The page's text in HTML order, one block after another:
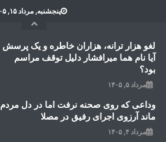
پنجشنبه, مرداد ۱۵, ۱۴۰۵
لغو هزار ترانه، هزاران خاطره و یک پرسش
آیا نام هما میرافشار دلیل توقف مراسم
بود؟
مرداد ۵, ۱۴۰۵
وداعی که روی صحنه نرفت اما در دل مردم
ماند آرزوی اجرای رفیق در مصلا
مرداد ۴, ۱۴۰۵